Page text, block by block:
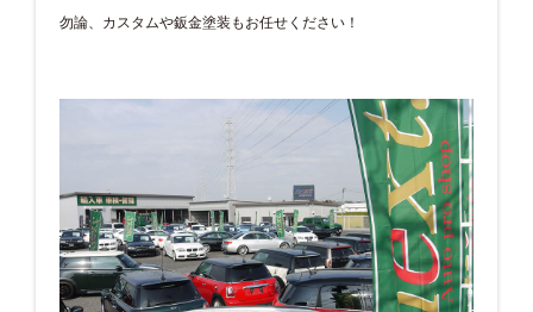
勿論、カスタムや鈑金塗装もお任せください！